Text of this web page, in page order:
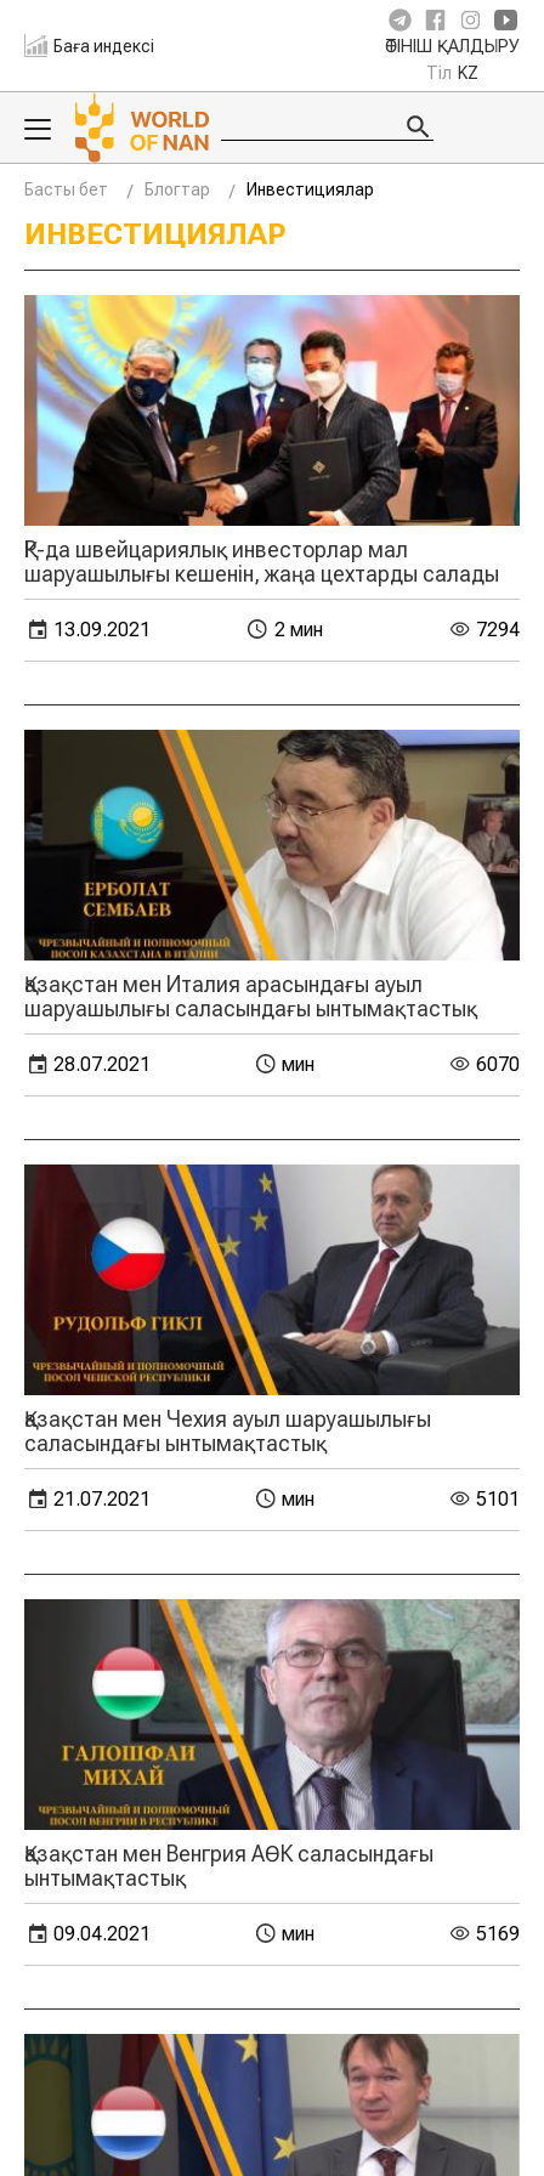
Баға индексі ӨТІНІШ ҚАЛДЫРУ
Тіл KZ
Басты бет Блогтар Инвестициялар
ИНВЕСТИЦИЯЛАР
ҚР-да швейцариялық инвесторлар мал
шаруашылығы кешенін, жаңа цехтарды салады
13.09.2021 2 мин 7294
Қазақстан мен Италия арасындағы ауыл
шаруашылығы саласындағы ынтымақтастық
28.07.2021 мин 6070
Қазақстан мен Чехия ауыл шаруашылығы
саласындағы ынтымақтастық
21.07.2021 мин 5101
Қазақстан мен Венгрия АӨК саласындағы
ынтымақтастық
09.04.2021 мин 5169